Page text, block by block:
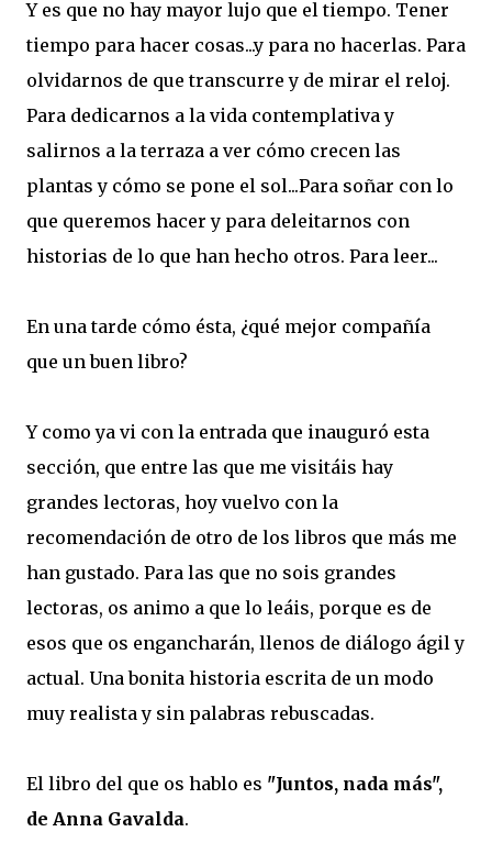
Y es que no hay mayor lujo que el tiempo. Tener
tiempo para hacer cosas...y para no hacerlas. Para
olvidarnos de que transcurre y de mirar el reloj.
Para dedicarnos a la vida contemplativa y
salirnos a la terraza a ver cómo crecen las
plantas y cómo se pone el sol...Para soñar con lo
que queremos hacer y para deleitarnos con
historias de lo que han hecho otros. Para leer...
En una tarde cómo ésta, ¿qué mejor compañía
que un buen libro?
Y como ya vi con la entrada que inauguró esta
sección, que entre las que me visitáis hay
grandes lectoras, hoy vuelvo con la
recomendación de otro de los libros que más me
han gustado. Para las que no sois grandes
lectoras, os animo a que lo leáis, porque es de
esos que os engancharán, llenos de diálogo ágil y
actual. Una bonita historia escrita de un modo
muy realista y sin palabras rebuscadas.
El libro del que os hablo es "Juntos, nada más",
de Anna Gavalda.